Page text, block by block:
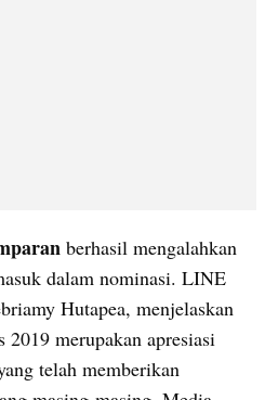
berhasil mengalahkan
dalam nominasi. LINE
Hutapea, menjelaskan
merupakan apresiasi
telah memberikan